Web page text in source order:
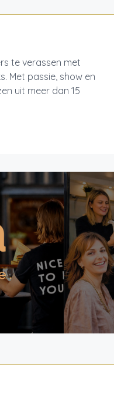
te verassen met
Met passie, show en
uit meer dan 15